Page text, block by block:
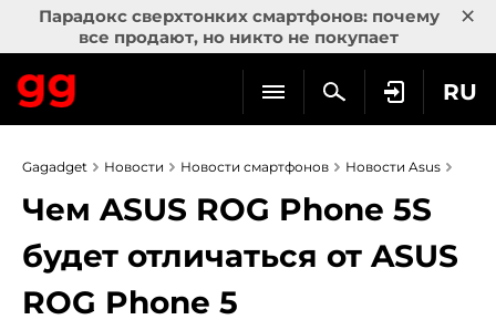
Парадокс сверхтонких смартфонов: почему
все продают, но никто не покупает
×
RU
Gagadget Новости Новости смартфонов Новости Asus
Чем ASUS ROG Phone 5S
будет отличаться от ASUS
ROG Phone 5